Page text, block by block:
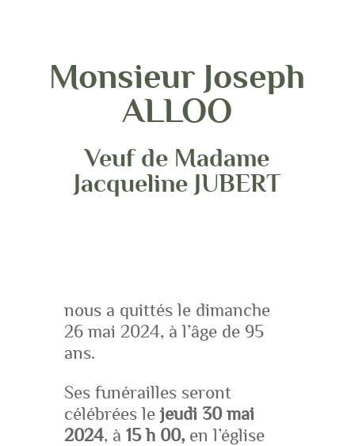
Monsieur Joseph
ALLOO
Veuf de Madame
Jacqueline JUBERT
nous a quittés le dimanche
26 mai 2024, à l’âge de 95
ans.
Ses funérailles seront
célébrées le jeudi 30 mai
2024, à 15 h 00, en l’église